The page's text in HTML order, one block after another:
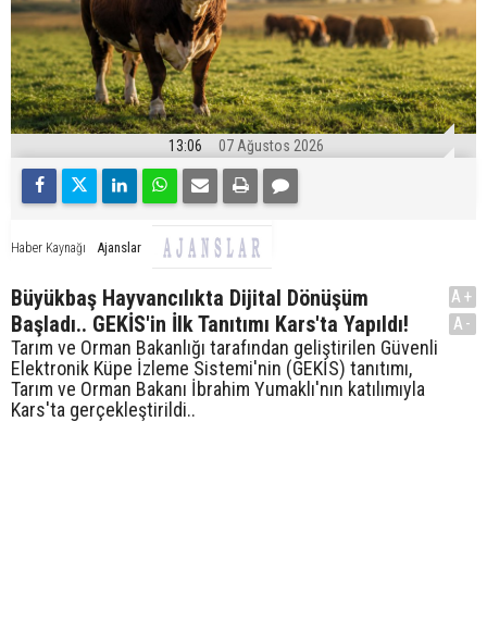
13:06 07 Ağustos 2026
Haber Kaynağı Ajanslar
Büyükbaş Hayvancılıkta Dijital Dönüşüm
Başladı.. GEKİS'in İlk Tanıtımı Kars'ta Yapıldı!
Tarım ve Orman Bakanlığı tarafından geliştirilen Güvenli
Elektronik Küpe İzleme Sistemi'nin (GEKİS) tanıtımı,
Tarım ve Orman Bakanı İbrahim Yumaklı'nın katılımıyla
Kars'ta gerçekleştirildi..
A+
A-